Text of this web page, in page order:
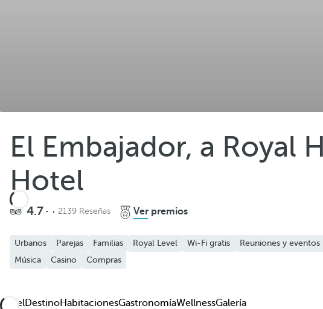
El Embajador, a Royal
Hotel
4.7 2139 Reseñas Ver premios
Urbanos Parejas Familias Royal Level Wi-Fi gratis Reuniones y eventos
Música
Casino Compras
HotelDestinoHabitacionesGastronomíaWellnessGalería